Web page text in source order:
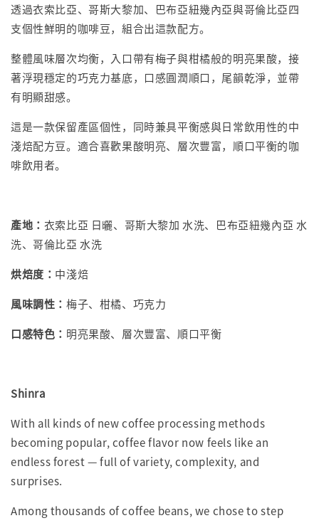
透過衣索比亞、哥斯大黎加、巴布亞紐幾內亞與哥倫比亞四
支個性鮮明的咖啡豆，組合出這款配方。
整體風味層次均衡，入口帶有梅子與柑橘般的明亮果酸，接
著浮現穩定的巧克力基底，口感圓潤順口，尾韻乾淨，並帶
有明顯甜感。
這是一款保留產區個性，同時兼具平衡感與日常飲用性的中
淺焙配方豆。適合喜歡果酸明亮、層次豐富，順口平衡的咖
啡飲用者。
產地： 衣索比亞 日曬、哥斯大黎加 水洗、巴布亞紐幾內亞 水
洗、哥倫比亞 水洗
烘焙度： 中淺焙
風味調性： 梅子、柑橘、巧克力
口感特色： 明亮果酸、層次豐富、順口平衡
Shinra
With all kinds of new coffee processing methods
becoming popular, coffee flavor now feels like an
endless forest — full of variety, complexity, and
surprises.
Among thousands of coffee beans, we chose to step